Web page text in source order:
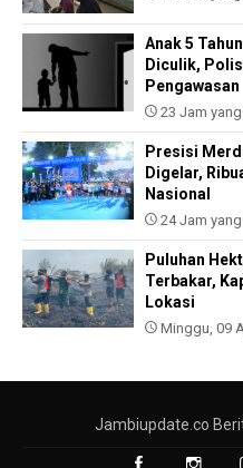
Anak 5
Diculik,
Pengawasan
23 Jam
Presisi
Digelar,
Nasional
24 Jam
Puluhan
Terbakar,
Lokasi
Minggu, 09
Jambiupdate.co